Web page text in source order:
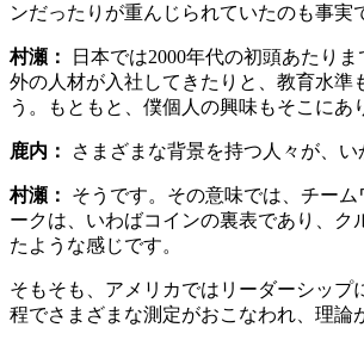
ンだったりが重んじられていたのも事実
村瀬：
日本では2000年代の初頭あたり
外の人材が入社してきたりと、教育水準
う。もともと、僕個人の興味もそこにあ
鹿内： さまざまな背景を持つ人々が、
村瀬：
そうです。その意味では、チー
ークは、いわばコインの裏表であり、
たような感じです。
そもそも、アメリカではリーダーシッ
程でさまざまな測定がおこなわれ、理論